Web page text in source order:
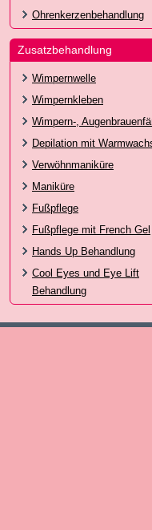
Ohrenkerzenbehandlung
Zusatzbehandlung
Wimpernwelle
Wimpernkleben
Wimpern-,
Depilation mit
Verwöhnmaniküre
Maniküre
Fußpflege
Fußpflege mit French Gel
Hands Up Behandlung
Cool Eyes und Eye Lift
Behandlung